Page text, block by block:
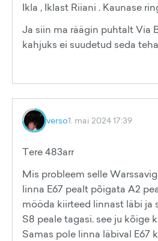
Ikla , Iklast Riiani . Kaunase
Ja siin ma räägin puhtalt Via
kahjuks ei suudetud seda
verso1. mai 2024 17:39
Tere 483arr
Mis probleem selle
linna E67 pealt põigata A2
mööda kiirteed linnast läbi ja
S8 peale tagasi. see ju kõige
Samas pole linna läbival E67